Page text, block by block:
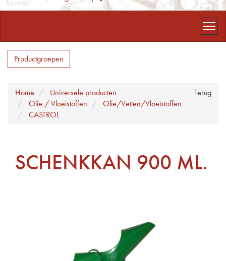
Productgroepen
Terug
Home
Universele producten
Olie / Vloeistoffen
Olie/Vetten/Vloeistoffen
CASTROL
SCHENKKAN 900 ML.